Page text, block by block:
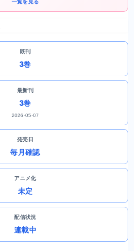
一覧を見る
既刊
3巻
最新刊
3巻
2026-05-07
発売日
毎月確認
アニメ化
未定
配信状況
連載中